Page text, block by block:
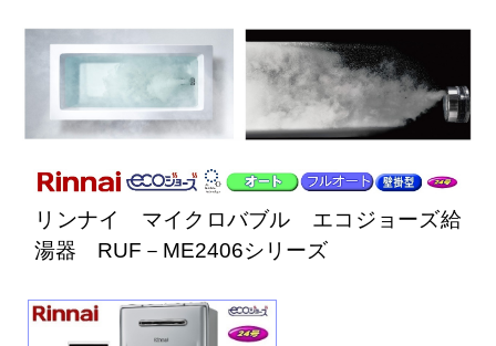
リンナイ マイクロバブル エコジョーズ給
湯器 RUF－ME2406シリーズ